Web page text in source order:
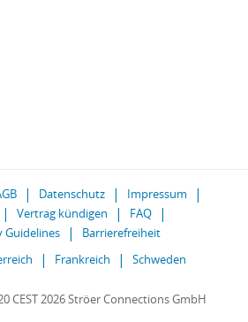
Datenschutz
Impressum
Vertrag kündigen
FAQ
Barrierefreiheit
Frankreich Schweden
CEST 2026 Ströer Connections GmbH